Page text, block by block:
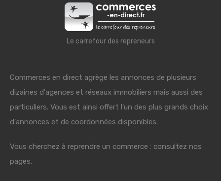
Le carrefour des repreneurs
Commerces en direct agrège les annonces de plusieurs
dizaines d'agences et réseaux immobiliers mais aussi des
particuliers. Vous est ainsi offert l'un des plus grands choix
d'annonces et de coordonnées disponibles.
Vous cherchez à reprendre un commerce : consultez nos
pages.